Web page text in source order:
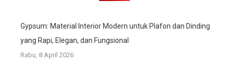
Gypsum: Material Interior Modern untuk Plafon dan Dinding
yang Rapi, Elegan, dan Fungsional
Rabu, 8 April 2026